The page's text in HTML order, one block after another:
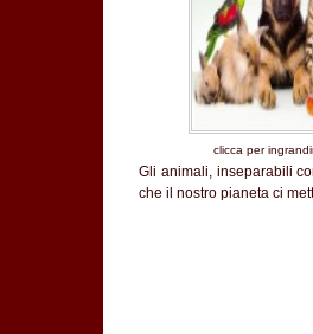
clicca per
Gli animali, inseparabili
che il nostro pianeta ci